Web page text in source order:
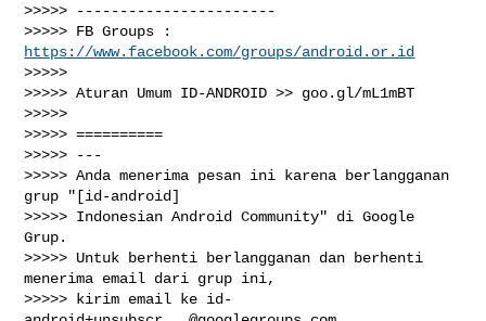
>>>>> -----------------------
https://www.facebook.com/groups/android.or.id
>>>>>
>>>>> Aturan Umum ID-ANDROID >> goo.gl/mL1mBT
>>>>>
>>>>> ==========
>>>>> ---
>>>>> Anda menerima pesan ini karena berlangganan
grup "[id-android]
>>>>> Indonesian Android Community" di Google
Grup.
>>>>> Untuk berhenti berlangganan dan berhenti
menerima email dari grup ini,
>>>>> kirim email ke id-